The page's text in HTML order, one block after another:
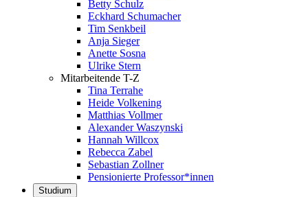
Betty Schulz
Eckhard Schumacher
Tim Senkbeil
Anja Sieger
Anette Sosna
Ulrike Stern
Mitarbeitende T-Z
Tina Terrahe
Heide Volkening
Matthias Vollmer
Alexander Waszynski
Hannah Willcox
Rebecca Zabel
Sebastian Zollner
Pensionierte Professor*innen
Studium